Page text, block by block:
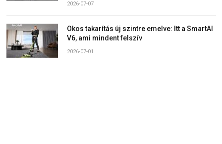
2026-07-07
Okos takarítás új szintre emelve: Itt a SmartAI
V6, ami mindent felszív
2026-07-01